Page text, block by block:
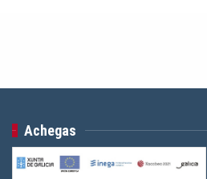
Achegas